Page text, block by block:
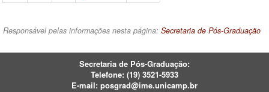
Responsável pelas informações nesta página: Secretaria de Pós-Graduação
Secretaria de Pós-Graduação:
Telefone: (19) 3521-5933
E-mail: posgrad@ime.unicamp.br